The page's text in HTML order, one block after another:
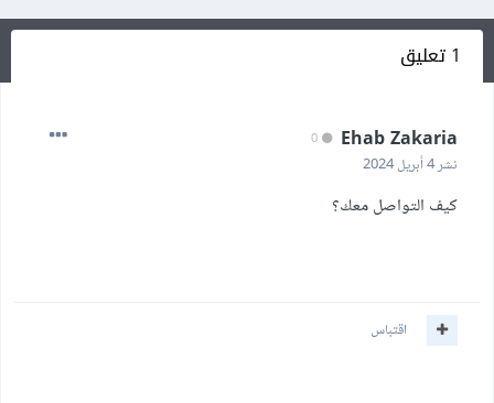
1 تعليق
Ehab Zakaria
نشر4 أبريل 2024
كيف التواصل معك؟
اقتباس